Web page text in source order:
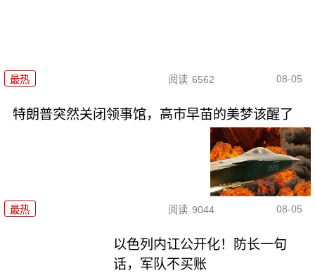
最热 阅读 6562 08-05
特朗普突然关闭领事馆，高市早苗的美梦该醒了
最热 阅读 9044 08-05
以色列内讧公开化！防长一句
话，军队不买账